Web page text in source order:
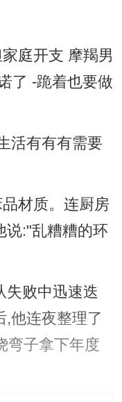
庭开支 摩羯男
了 -跪着也要做
活有有有需要
材质。连厨房
说:"乱糟糟的环
失败中迅速迭
,他连夜整理了
弯子拿下年度